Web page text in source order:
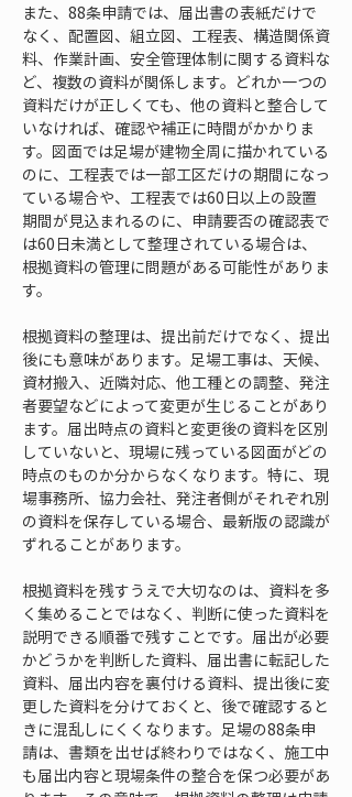
また、88条申請では、届出書の表紙だけで
なく、配置図、組立図、工程表、構造関係資
料、作業計画、安全管理体制に関する資料な
ど、複数の資料が関係します。どれか一つの
資料だけが正しくても、他の資料と整合して
いなければ、確認や補正に時間がかかりま
す。図面では足場が建物全周に描かれている
のに、工程表では一部工区だけの期間になっ
ている場合や、工程表では60日以上の設置
期間が見込まれるのに、申請要否の確認表で
は60日未満として整理されている場合は、
根拠資料の管理に問題がある可能性がありま
す。
根拠資料の整理は、提出前だけでなく、提出
後にも意味があります。足場工事は、天候、
資材搬入、近隣対応、他工種との調整、発注
者要望などによって変更が生じることがあり
ます。届出時点の資料と変更後の資料を区別
していないと、現場に残っている図面がどの
時点のものか分からなくなります。特に、現
場事務所、協力会社、発注者側がそれぞれ別
の資料を保存している場合、最新版の認識が
ずれることがあります。
根拠資料を残すうえで大切なのは、資料を多
く集めることではなく、判断に使った資料を
説明できる順番で残すことです。届出が必要
かどうかを判断した資料、届出書に転記した
資料、届出内容を裏付ける資料、提出後に変
更した資料を分けておくと、後で確認すると
きに混乱しにくくなります。足場の88条申
請は、書類を出せば終わりではなく、施工中
も届出内容と現場条件の整合を保つ必要があ